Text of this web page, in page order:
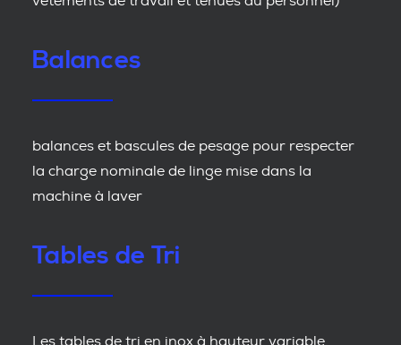
Balances
balances et bascules de pesage pour respecter
la charge nominale de linge mise dans la
machine à laver
Tables de Tri
Les tables de tri en inox à hauteur variable.